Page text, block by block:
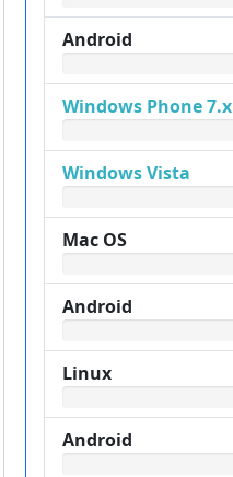
Android
Windows Phone 7.x
Windows Vista
Mac OS
Android
Linux
Android